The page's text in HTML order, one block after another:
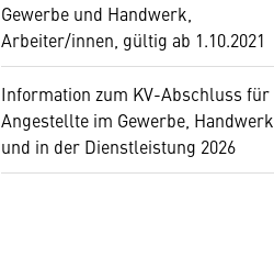
Gewerbe und Handwerk,
Arbeiter/innen, gültig ab 1.10.2021
Information zum KV-Abschluss für
Angestellte im Gewerbe, Handwerk
und in der Dienstleistung 2026